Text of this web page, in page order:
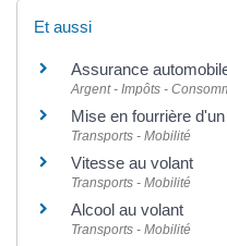
Et aussi
Assurance
Argent - Impôts -
Mise en fourrière
Transports - Mobilité
Vitesse au volant
Transports - Mobilité
Alcool au volant
Transports - Mobilité